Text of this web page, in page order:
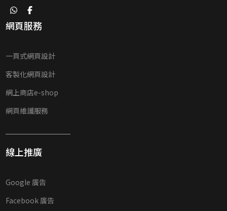
網頁服務
一頁式網頁設計
客製化網頁設計
網上商店e-shop
網頁維護服務
線上推廣
Google 廣告
Facebook 廣告